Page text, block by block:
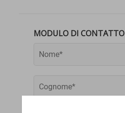
MODULO DI CONTATTO